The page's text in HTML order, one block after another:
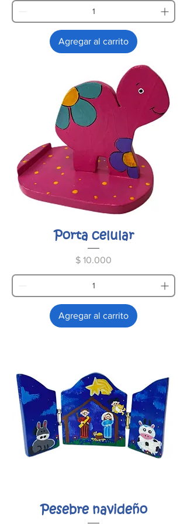
Agregar al carrito
Porta celular
Precio
$ 10.000
Agregar al carrito
Pesebre navideño